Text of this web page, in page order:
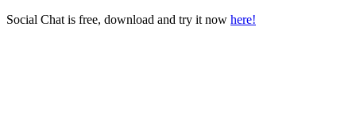
Social Chat is free, download and try it now here!